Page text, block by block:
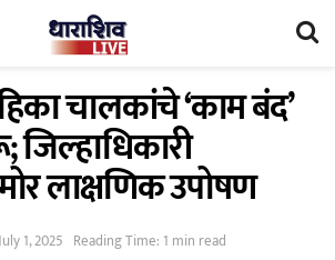
चालकांचे ‘काम बंद’
लाक्षणिक उपोषण
1, 2025 Reading Time: 1 min read